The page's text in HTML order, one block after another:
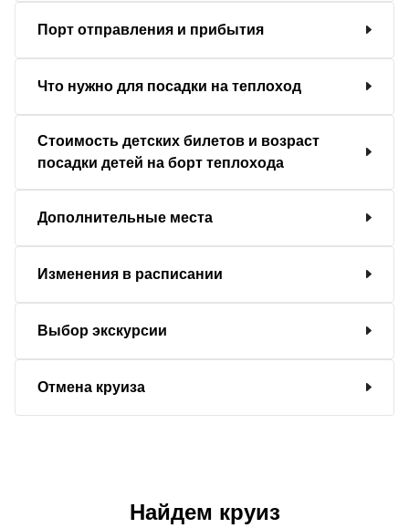
Порт отправления и прибытия
Что нужно для посадки на теплоход
Стоимость детских билетов и возраст
посадки детей на борт теплохода
Дополнительные места
Изменения в расписании
Выбор экскурсии
Отмена круиза
Найдем круиз